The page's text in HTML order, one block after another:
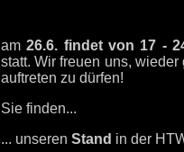
am26.6. findet von 17 -
statt. Wir freuen uns,
auftreten zu dürfen!
Sie finden...
... unseren Stand in der